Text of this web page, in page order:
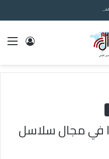
في مجال سلاسل